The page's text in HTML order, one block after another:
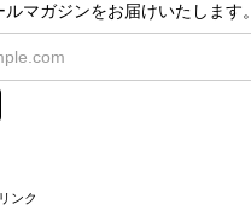
マガジンをお届けいたします。
リンク